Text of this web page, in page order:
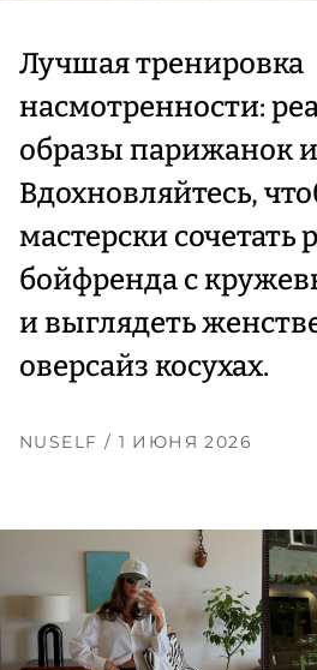
Лучшая тренировка
насмотренности:
образы парижанок и
Вдохновляйтесь,
мастерски сочетать
бойфренда с
и выглядеть
оверсайз косухах.
NUSELF / 1 ИЮНЯ 2026